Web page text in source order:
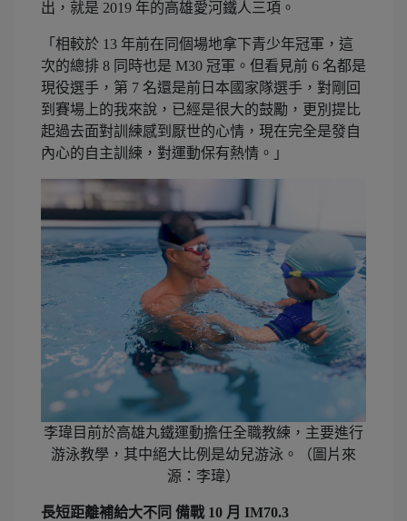
出，就是 2019 年的高雄愛河鐵人三項。
「相較於 13 年前在同個場地拿下青少年冠軍，這
次的總排 8 同時也是 M30 冠軍。但看見前 6 名都是
現役選手，第 7 名還是前日本國家隊選手，對剛回
到賽場上的我來說，已經是很大的鼓勵，更別提比
起過去面對訓練感到厭世的心情，現在完全是發自
內心的自主訓練，對運動保有熱情。」
李瑋目前於高雄丸鐵運動擔任全職教練，主要進行
游泳教學，其中絕大比例是幼兒游泳。（圖片來
源：李瑋）
長短距離補給大不同 備戰 10 月 IM70.3